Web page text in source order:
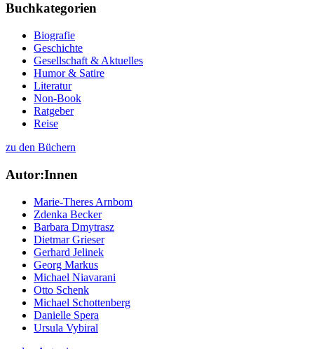
Buchkategorien
Biografie
Geschichte
Gesellschaft & Aktuelles
Humor & Satire
Literatur
Non-Book
Ratgeber
Reise
zu den Büchern
Autor:Innen
Marie-Theres Arnbom
Zdenka Becker
Barbara Dmytrasz
Dietmar Grieser
Gerhard Jelinek
Georg Markus
Michael Niavarani
Otto Schenk
Michael Schottenberg
Danielle Spera
Ursula Vybiral